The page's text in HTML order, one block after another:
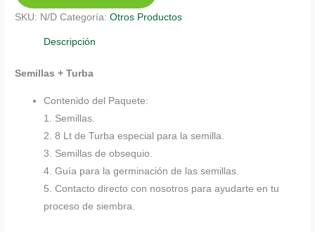
Para
Espárragos
cantidad
SKU: N/D Categoría:Otros Productos
Descripción
Semillas + Turba
Contenido del Paquete:
1. Semillas.
2. 8 Lt de Turba especial para la semilla.
3. Semillas de obsequio.
4. Guía para la germinación de las semillas.
5. Contacto directo con nosotros para ayudarte en tu
proceso de siembra.